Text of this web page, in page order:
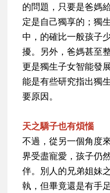
的問題，只要是爸媽
定是自己獨享的；獨
中，的確比一般孩子
擾。另外， 爸媽甚至
更是獨生子女智能發
能是有些研究指出獨
要原因。
天之驕子也有煩惱
不過，從另一個角度
界受盡寵愛，孩子仍
伴。別人的兄弟姐妹
執，但畢竟還是有手